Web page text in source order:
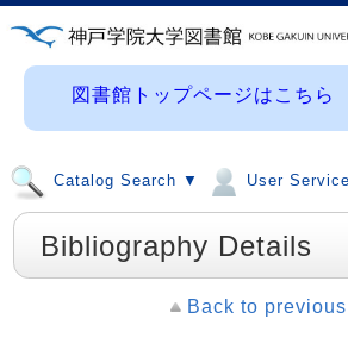
図書館トップページはこちら
Catalog Search ▼ User
Bibliography Details
Back to previous